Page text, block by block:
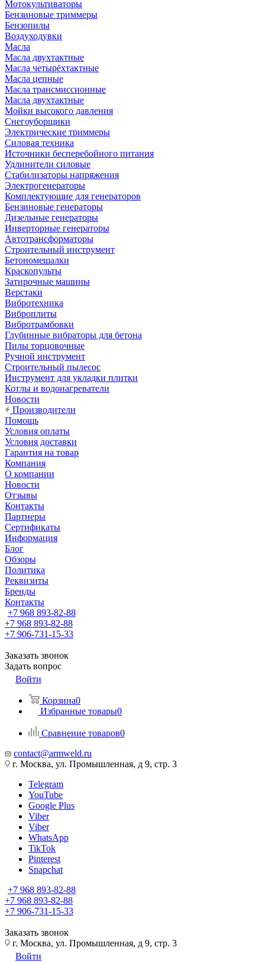
Мотокультиваторы
Бензиновые триммеры
Бензопилы
Воздуходувки
Масла
Масла двухтактные
Масла четырёхтактные
Масла цепные
Масла трансмиссионные
Масла двухтактные
Мойки высокого давления
Снегоуборщики
Электрические триммеры
Силовая техника
Источники бесперебойного питания
Удлинители силовые
Стабилизаторы напряжения
Электрогенераторы
Комплектующие для генераторов
Бензиновые генераторы
Дизельные генераторы
Инверторные генераторы
Автотрансформаторы
Строительный инструмент
Бетономешалки
Краскопульты
Затирочные машины
Верстаки
Вибротехника
Виброплиты
Вибротрамбовки
Глубинные вибраторы для бетона
Пилы торцовочные
Ручной инструмент
Строительный пылесос
Инструмент для укладки плитки
Котлы и водонагреватели
Новости
Производители
Помощь
Условия оплаты
Условия доставки
Гарантия на товар
Компания
О компании
Новости
Отзывы
Контакты
Партнеры
Сертификаты
Информация
Блог
Обзоры
Политика
Реквизиты
Бренды
Контакты
+7 968 893-82-88
+7 968 893-82-88
+7 906-731-15-33
Заказать звонок
Задать вопрос
Войти
Корзина0
Избранные товары0
Сравнение товаров0
contact@armweld.ru
г. Москва, ул. Промышленная, д 9, стр. 3
Telegram
YouTube
Google Plus
Viber
Viber
WhatsApp
TikTok
Pinterest
Snapchat
+7 968 893-82-88
+7 968 893-82-88
+7 906-731-15-33
Заказать звонок
г. Москва, ул. Промышленная, д 9, стр. 3
Войти